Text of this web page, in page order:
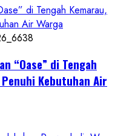
di Tengah Kemarau,
Air Warga
“Oase” di Tengah
Kebutuhan Air